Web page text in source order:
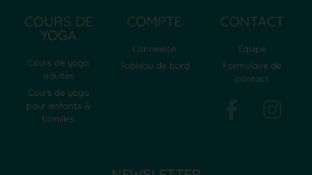
COURS DE
YOGA
Cours de yoga
adultes
Cours de yoga
pour enfants &
familles
COMPTE
Connexion
Tableau de bord
CONTACT
Équipe
Formulaire de
contact